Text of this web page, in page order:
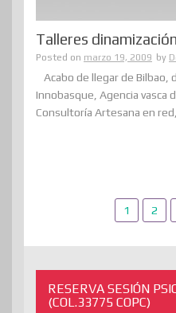
Talleres
Posted on marzo 19, 2009 by
Acabo de llegar de Bilbao,
Innobasque, Agencia vasca
Consultoría Artesana en
Paginación
entradas
1 2
RESERVA SESIÓN
(COL.33775 COPC)